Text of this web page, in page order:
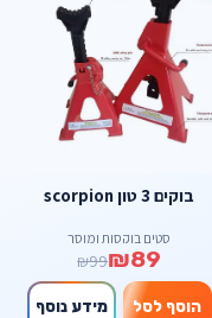
בוקים 3 טון scorpion
סטים בוקסות ומוסך
₪89
₪99
הוסף לסל מידע נוסף